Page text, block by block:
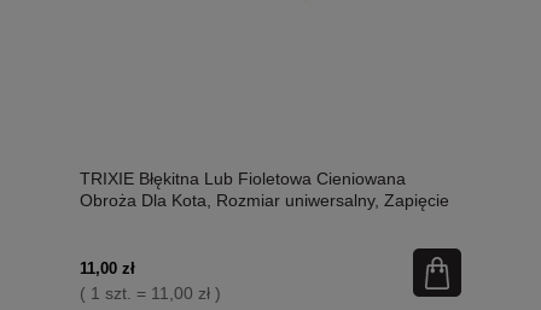
TRIXIE Błękitna Lub Fioletowa Cieniowana
Obroża Dla Kota, Rozmiar uniwersalny, Zapięcie
11,00 zł
( 1 szt. = 11,00 zł )